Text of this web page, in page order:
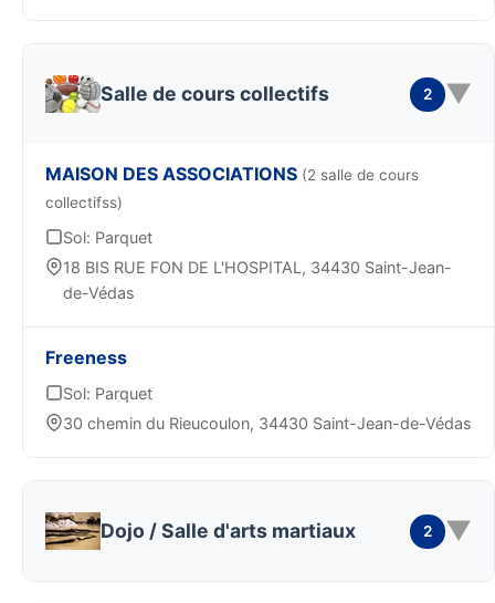
Salle de cours collectifs 2 ▼
MAISON DES ASSOCIATIONS (2 salle de cours
collectifss)
Sol: Parquet
18 BIS RUE FON DE L'HOSPITAL, 34430 Saint-Jean-
de-Védas
Freeness
Sol: Parquet
30 chemin du Rieucoulon, 34430 Saint-Jean-de-Védas
Dojo / Salle d'arts martiaux 2 ▼